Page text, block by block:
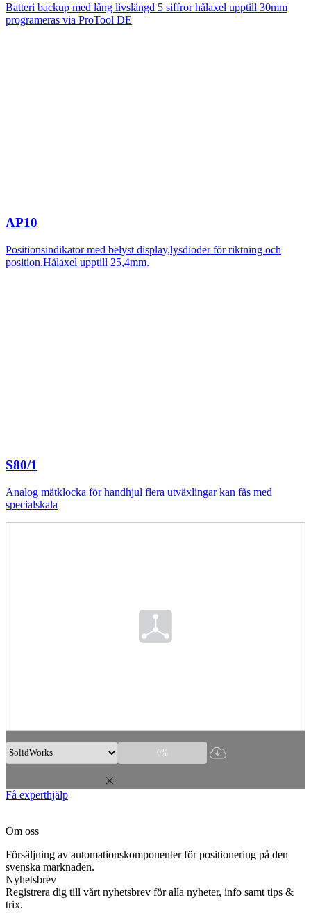
Batteri backup med lång livslängd 5 siffror hålaxel upptill 30mm
programeras via ProTool DE
AP10
Positionsindikator med belyst display,lysdioder för riktning och
position.Hålaxel upptill 25,4mm.
S80/1
Analog mätklocka för handhjul flera utväxlingar kan fås med
specialskala
0%
Få experthjälp
Om oss
Försäljning av automationskomponenter för positionering på den
svenska marknaden.
Nyhetsbrev
Registrera dig till vårt nyhetsbrev för alla nyheter, info samt tips &
trix.